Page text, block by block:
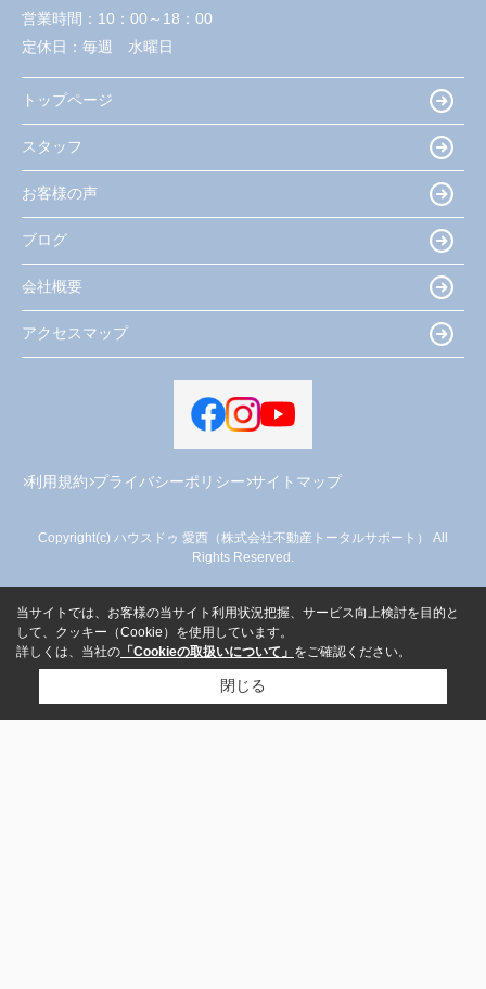
営業時間： 10：00～18：00
定休日： 毎週 水曜日
トップページ
スタッフ
お客様の声
ブログ
会社概要
アクセスマップ
利用規約 プライバシーポリシー サイトマップ
Copyright(c) ハウスドゥ 愛西（株式会社不動産トータルサポート） All
Rights Reserved.
当サイトでは、お客様の当サイト利用状況把握、サービス向上検討を目的と
して、クッキー（Cookie）を使用しています。
詳しくは、当社の 「Cookieの取扱いについて」 をご確認ください。
閉じる